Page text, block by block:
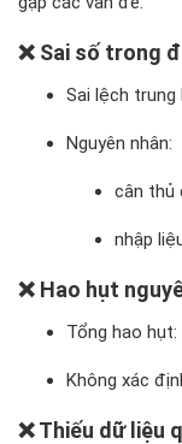
❌ Sai số trong
Sai lệch trung
Nguyên nhân:
cân thủ
nhập
❌ Hao hụt
Tổng hao hụt:
Không xác
❌ Thiếu dữ liệu